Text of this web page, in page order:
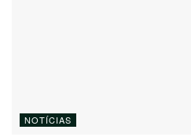
NOTÍCIAS